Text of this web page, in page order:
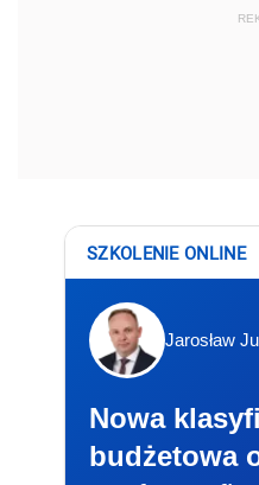
SZKOLENIE ONLINE
Jarosław
Nowa
budżetowa